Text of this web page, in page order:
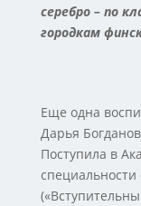
серебро – по
городкам
Еще одна
Дарья
Поступила в
специальности